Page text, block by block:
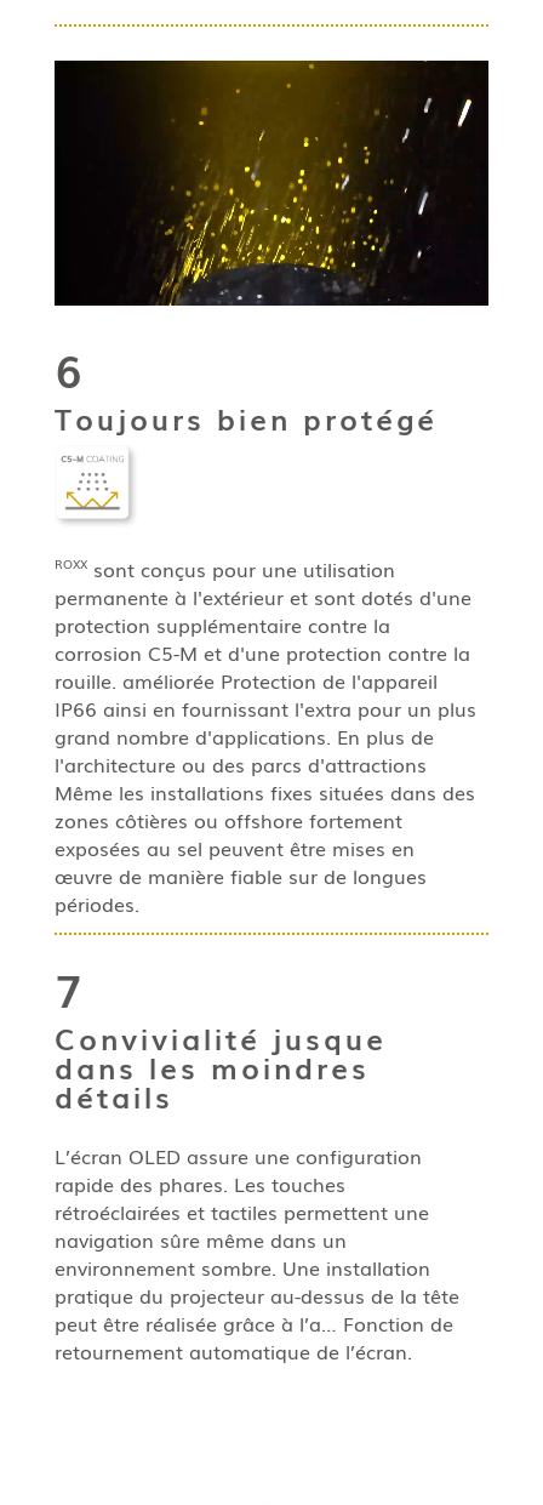
6
Toujours bien protégé
ROXX sont conçus pour une utilisation
permanente à l'extérieur et sont dotés d'une
protection supplémentaire contre la
corrosion C5-M et d'une protection contre la
rouille. améliorée Protection de l'appareil
IP66 ainsi en fournissant l'extra pour un plus
grand nombre d'applications. En plus de
l'architecture ou des parcs d'attractions
Même les installations fixes situées dans des
zones côtières ou offshore fortement
exposées au sel peuvent être mises en
œuvre de manière fiable sur de longues
périodes.
7
Convivialité jusque
dans les moindres
détails
L’écran OLED assure une configuration
rapide des phares. Les touches
rétroéclairées et tactiles permettent une
navigation sûre même dans un
environnement sombre. Une installation
pratique du projecteur au-dessus de la tête
peut être réalisée grâce à l’a… Fonction de
retournement automatique de l’écran.